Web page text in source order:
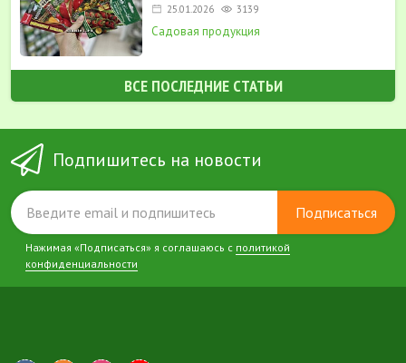
25.01.2026 3139
Садовая продукция
ВСЕ ПОСЛЕДНИЕ СТАТЬИ
Подпишитесь на новости
Подписаться
Нажимая «Подписаться» я соглашаюсь с политикой
конфиденциальности